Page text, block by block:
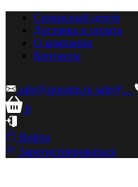
Сервисный центр
Доставка и оплата
О компании
Контакты
sale@zionstm.ru sale@...
0
Войти
Зарегистрироваться